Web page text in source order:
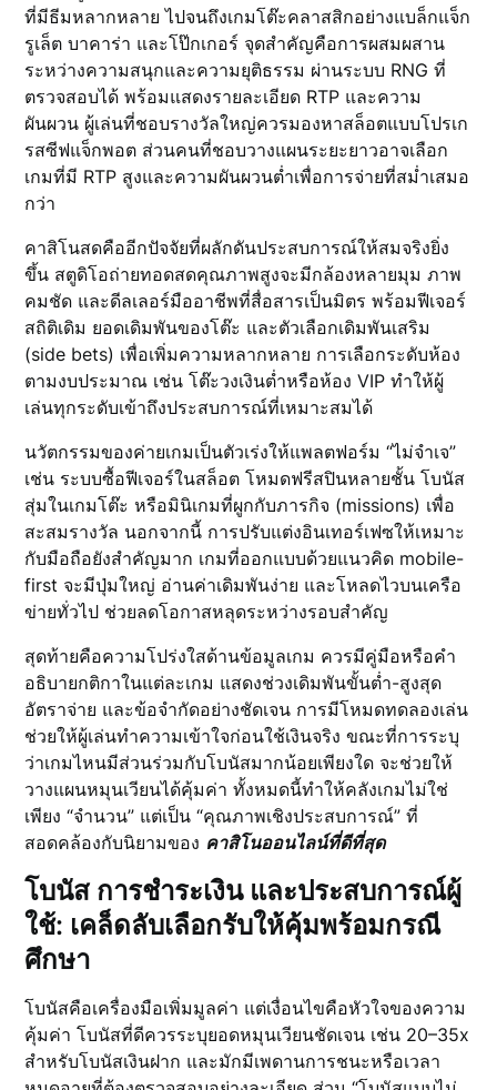
ที่มีธีมหลากหลาย ไปจนถึงเกมโต๊ะคลาสสิกอย่างแบล็กแจ็ก
รูเล็ต บาคาร่า และโป๊กเกอร์ จุดสำคัญคือการผสมผสาน
ระหว่างความสนุกและความยุติธรรม ผ่านระบบ RNG ที่
ตรวจสอบได้ พร้อมแสดงรายละเอียด RTP และความ
ผันผวน ผู้เล่นที่ชอบรางวัลใหญ่ควรมองหาสล็อตแบบโปรเก
รสซีฟแจ็กพอต ส่วนคนที่ชอบวางแผนระยะยาวอาจเลือก
เกมที่มี RTP สูงและความผันผวนต่ำเพื่อการจ่ายที่สม่ำเสมอ
กว่า
คาสิโนสดคืออีกปัจจัยที่ผลักดันประสบการณ์ให้สมจริงยิ่ง
ขึ้น สตูดิโอถ่ายทอดสดคุณภาพสูงจะมีกล้องหลายมุม ภาพ
คมชัด และดีลเลอร์มืออาชีพที่สื่อสารเป็นมิตร พร้อมฟีเจอร์
สถิติเดิม ยอดเดิมพันของโต๊ะ และตัวเลือกเดิมพันเสริม
(side bets) เพื่อเพิ่มความหลากหลาย การเลือกระดับห้อง
ตามงบประมาณ เช่น โต๊ะวงเงินต่ำหรือห้อง VIP ทำให้ผู้
เล่นทุกระดับเข้าถึงประสบการณ์ที่เหมาะสมได้
นวัตกรรมของค่ายเกมเป็นตัวเร่งให้แพลตฟอร์ม “ไม่จำเจ”
เช่น ระบบซื้อฟีเจอร์ในสล็อต โหมดฟรีสปินหลายชั้น โบนัส
สุ่มในเกมโต๊ะ หรือมินิเกมที่ผูกกับภารกิจ (missions) เพื่อ
สะสมรางวัล นอกจากนี้ การปรับแต่งอินเทอร์เฟซให้เหมาะ
กับมือถือยังสำคัญมาก เกมที่ออกแบบด้วยแนวคิด mobile-
first จะมีปุ่มใหญ่ อ่านค่าเดิมพันง่าย และโหลดไวบนเครือ
ข่ายทั่วไป ช่วยลดโอกาสหลุดระหว่างรอบสำคัญ
สุดท้ายคือความโปร่งใสด้านข้อมูลเกม ควรมีคู่มือหรือคำ
อธิบายกติกาในแต่ละเกม แสดงช่วงเดิมพันขั้นต่ำ-สูงสุด
อัตราจ่าย และข้อจำกัดอย่างชัดเจน การมีโหมดทดลองเล่น
ช่วยให้ผู้เล่นทำความเข้าใจก่อนใช้เงินจริง ขณะที่การระบุ
ว่าเกมไหนมีส่วนร่วมกับโบนัสมากน้อยเพียงใด จะช่วยให้
วางแผนหมุนเวียนได้คุ้มค่า ทั้งหมดนี้ทำให้คลังเกมไม่ใช่
เพียง “จำนวน” แต่เป็น “คุณภาพเชิงประสบการณ์” ที่
สอดคล้องกับนิยามของ คาสิโนออนไลน์ที่ดีที่สุด
โบนัส การชำระเงิน และประสบการณ์ผู้
ใช้: เคล็ดลับเลือกรับให้คุ้มพร้อมกรณี
ศึกษา
โบนัสคือเครื่องมือเพิ่มมูลค่า แต่เงื่อนไขคือหัวใจของความ
คุ้มค่า โบนัสที่ดีควรระบุยอดหมุนเวียนชัดเจน เช่น 20–35x
สำหรับโบนัสเงินฝาก และมักมีเพดานการชนะหรือเวลา